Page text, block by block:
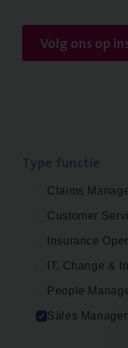
Volg ons op
Claims
Customer
Insurance
IT, Change &
People
Sales